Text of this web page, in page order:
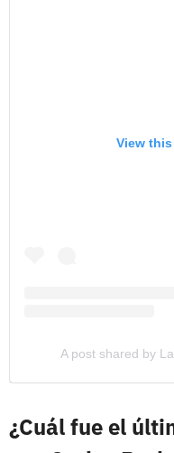
View
A post shared by
¿Cuál fue el